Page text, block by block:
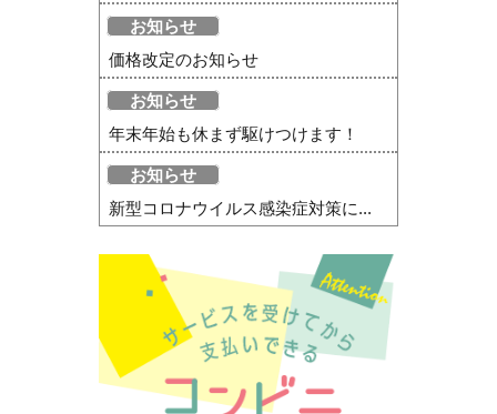
お知らせ
価格改定のお知らせ
お知らせ
年末年始も休まず駆けつけます！
お知らせ
新型コロナウイルス感染症対策に...